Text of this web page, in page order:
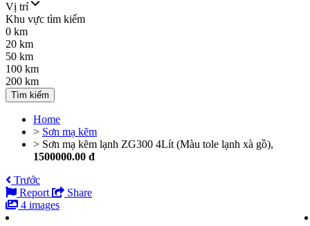
Vị trí
Khu vực tìm kiếm
0 km
20 km
50 km
100 km
200 km
Tìm kiếm
Home
> Sơn mạ kẽm
> Sơn mạ kẽm lạnh ZG300 4Lít (Màu tole lạnh xà gồ),
1500000.00 đ
Trước
Report
Share
4 images